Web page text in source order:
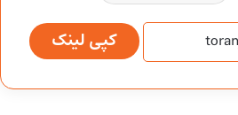
کپی لینک